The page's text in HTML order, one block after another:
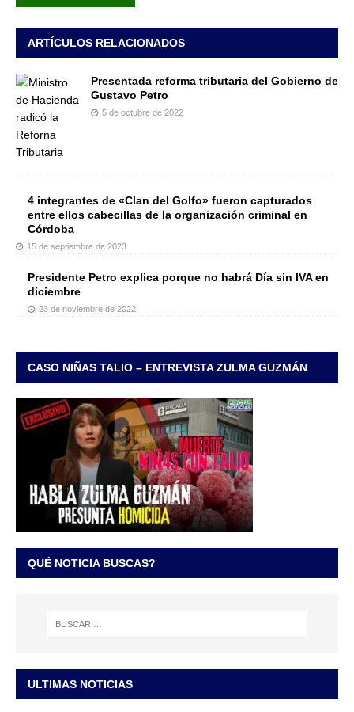
ARTÍCULOS RELACIONADOS
Presentada reforma tributaria del Gobierno de
Gustavo Petro
5 de octubre de 2022
4 integrantes de «Clan del Golfo» fueron capturados
entre ellos cabecillas de la organización criminal en
Córdoba
15 de septiembre de 2023
Presidente Petro explica porque no habrá Día sin IVA en
diciembre
23 de noviembre de 2022
CASO NIÑAS TALIO – ENTREVISTA ZULMA GUZMÁN
QUÉ NOTICIA BUSCAS?
ULTIMAS NOTICIAS